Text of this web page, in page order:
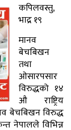
कपिलवस्तु,
भाद्र १९
मानव
बेचबिखन
तथा
ओसारपसार
विरुद्धको १४
औ राष्ट्रिय
बेचबिखन विरुद्ध
नेपालले विभिन्न